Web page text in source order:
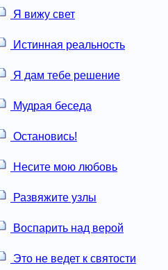
Я вижу свет
Истинная реальность
Я дам тебе решение
Мудрая беседа
Остановись!
Несите мою любовь
Развяжите узлы
Воспарить над верой
Это не ведет к святости